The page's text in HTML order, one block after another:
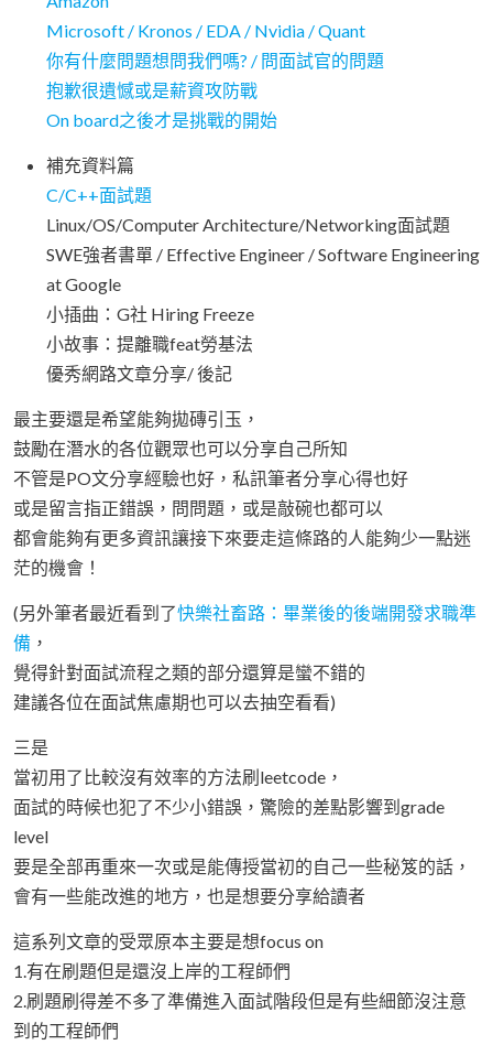
Microsoft / Kronos / EDA / Nvidia / Quant
你有什麼問題想問我們嗎? / 問面試官的問題
抱歉很遺憾或是薪資攻防戰
On board之後才是挑戰的開始
補充資料篇
C/C++面試題
Linux/OS/Computer Architecture/Networking面試題
SWE強者書單 / Effective Engineer / Software Engineering
at Google
小插曲：G社 Hiring Freeze
小故事：提離職feat勞基法
優秀網路文章分享/ 後記
最主要還是希望能夠拋磚引玉，
鼓勵在潛水的各位觀眾也可以分享自己所知
不管是PO文分享經驗也好，私訊筆者分享心得也好
或是留言指正錯誤，問問題，或是敲碗也都可以
都會能夠有更多資訊讓接下來要走這條路的人能夠少一點迷
茫的機會！
(另外筆者最近看到了快樂社畜路：畢業後的後端開發求職準
備 ，
覺得針對面試流程之類的部分還算是蠻不錯的
建議各位在面試焦慮期也可以去抽空看看)
三是
當初用了比較沒有效率的方法刷leetcode，
面試的時候也犯了不少小錯誤，驚險的差點影響到grade
level
要是全部再重來一次或是能傳授當初的自己一些秘笈的話，
會有一些能改進的地方，也是想要分享給讀者
這系列文章的受眾原本主要是想focus on
1.有在刷題但是還沒上岸的工程師們
2.刷題刷得差不多了準備進入面試階段但是有些細節沒注意
到的工程師們